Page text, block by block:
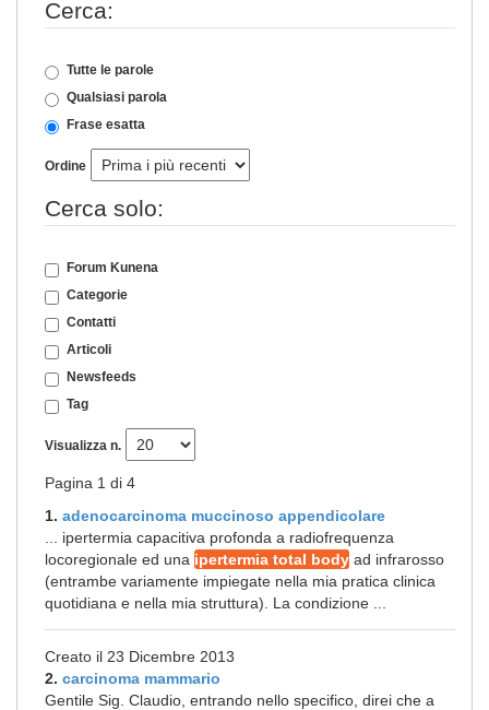
Cerca:
Tutte le parole
Qualsiasi parola
Frase esatta
Ordine
Cerca solo:
Forum Kunena
Categorie
Contatti
Articoli
Newsfeeds
Tag
Visualizza n.
Pagina 1 di 4
1. adenocarcinoma muccinoso appendicolare
... ipertermia capacitiva profonda a radiofrequenza
locoregionale ed una ipertermia total body ad infrarosso
(entrambe variamente impiegate nella mia pratica clinica
quotidiana e nella mia struttura). La condizione ...
Creato il 23 Dicembre 2013
2. carcinoma mammario
Gentile Sig. Claudio, entrando nello specifico, direi che a